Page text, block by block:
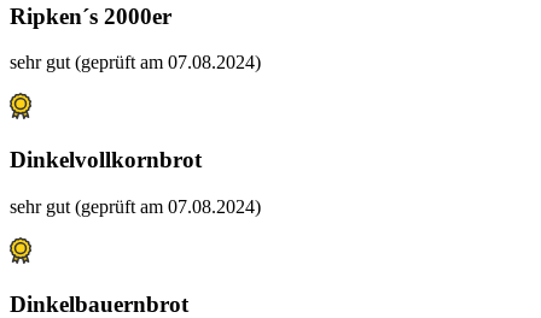
Ripken´s 2000er
sehr gut (geprüft am 07.08.2024)
Dinkelvollkornbrot
sehr gut (geprüft am 07.08.2024)
Dinkelbauernbrot